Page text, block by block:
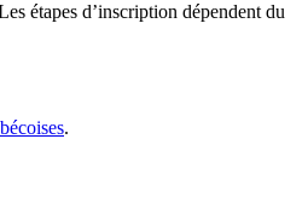
étapes d’inscription dépendent du
.